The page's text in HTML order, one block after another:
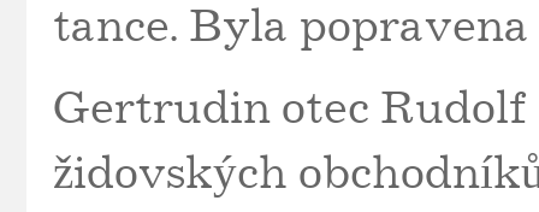
tance. Byla
Gertrudin otec
židovských